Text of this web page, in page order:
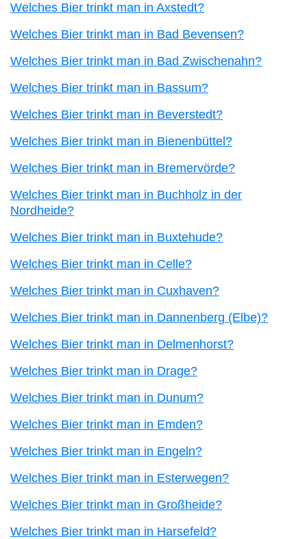
Welches Bier trinkt man in Axstedt?
Welches Bier trinkt man in Bad Bevensen?
Welches Bier trinkt man in Bad Zwischenahn?
Welches Bier trinkt man in Bassum?
Welches Bier trinkt man in Beverstedt?
Welches Bier trinkt man in Bienenbüttel?
Welches Bier trinkt man in Bremervörde?
Welches Bier trinkt man in Buchholz in der
Nordheide?
Welches Bier trinkt man in Buxtehude?
Welches Bier trinkt man in Celle?
Welches Bier trinkt man in Cuxhaven?
Welches Bier trinkt man in Dannenberg (Elbe)?
Welches Bier trinkt man in Delmenhorst?
Welches Bier trinkt man in Drage?
Welches Bier trinkt man in Dunum?
Welches Bier trinkt man in Emden?
Welches Bier trinkt man in Engeln?
Welches Bier trinkt man in Esterwegen?
Welches Bier trinkt man in Großheide?
Welches Bier trinkt man in Harsefeld?